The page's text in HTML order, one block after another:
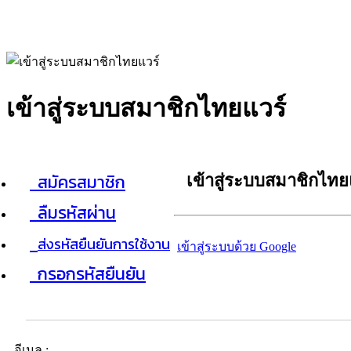
เข้าสู่ระบบสมาชิกไทยแวร์
สมัครสมาชิก
ลืมรหัสผ่าน
ส่งรหัสยืนยันการใช้งาน
กรอกรหัสยืนยัน
เข้าสู่ระบบสมาชิกไท
เข้าสู่ระบบด้วย Google